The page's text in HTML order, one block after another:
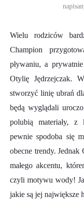
Wielu rodziców
Champion
pływaniu, a
Otylię Jędrzejczak.
stworzyć linię ubrań
będą wyglądali
polubią materiały, z
pewnie spodoba się
obecne trendy. Jednak
małego akcentu,
czyli motywu wody!
jakie są jej największe